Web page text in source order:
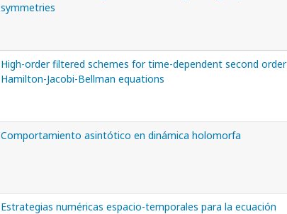
symmetries
High-order filtered schemes for time-dependent second order
Hamilton-Jacobi-Bellman equations
Comportamiento asintótico en dinámica holomorfa
Estrategias numéricas espacio-temporales para la ecuación